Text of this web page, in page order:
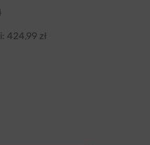
424,99 zł